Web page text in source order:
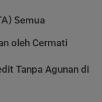
Semua
oleh Cermati
Tanpa Agunan di